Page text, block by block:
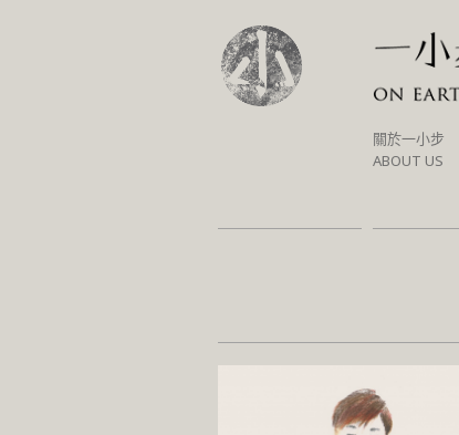
SKIP
TO
關於一小步
ABOUT US